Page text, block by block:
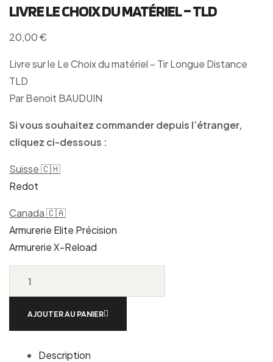
LIVRE LE CHOIX DU MATÉRIEL – TLD
20,00€
Livre sur le Le Choix du matériel – Tir Longue Distance
TLD
Par Benoit BAUDUIN
Si vous souhaitez commander depuis l’étranger,
cliquez ci-dessous :
Suisse 🇨🇭
Redot
Canada 🇨🇦
Armurerie Elite Précision
Armurerie X-Reload
AJOUTER AU PANIER
Description